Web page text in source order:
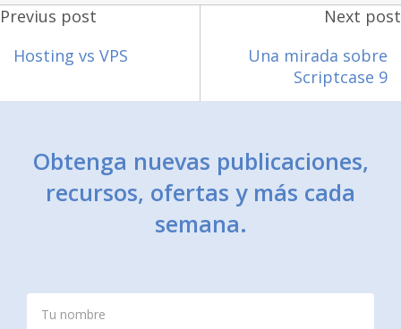
Previus post
Hosting vs VPS
Next post
Una mirada sobre
Scriptcase 9
Obtenga nuevas publicaciones,
recursos, ofertas y más cada
semana.